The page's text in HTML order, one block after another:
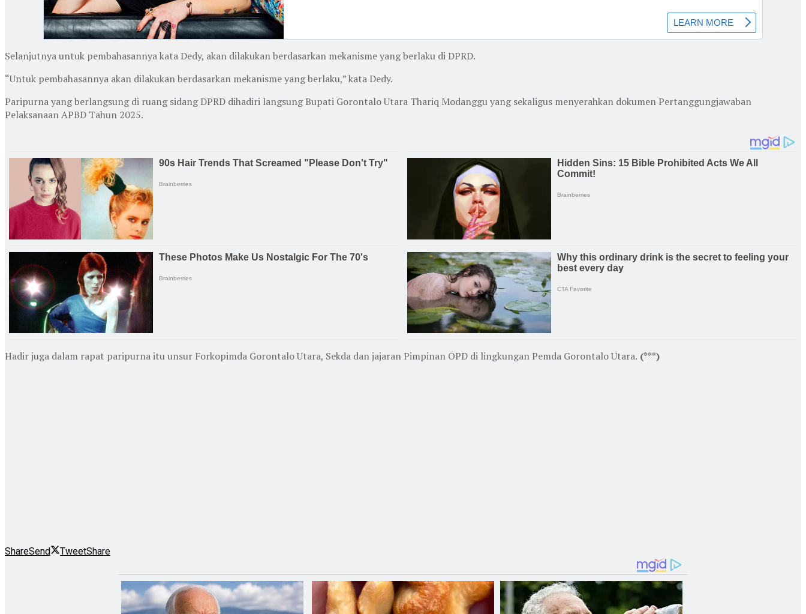
Selanjutnya untuk pembahasannya kata Dedy, akan dilakukan berdasarkan mekanisme yang berlaku di DPRD.
“Untuk pembahasannya akan dilakukan berdasarkan mekanisme yang berlaku,” kata Dedy.
Paripurna yang berlangsung di ruang sidang DPRD dihadiri langsung Bupati Gorontalo Utara Thariq Modanggu yang sekaligus menyerahkan dokumen Pertanggungjawaban
Pelaksanaan APBD Tahun 2025.
Hadir juga dalam rapat paripurna itu unsur Forkopimda Gorontalo Utara, Sekda dan jajaran Pimpinan OPD di lingkungan Pemda Gorontalo Utara. (***)
ShareSend TweetShare